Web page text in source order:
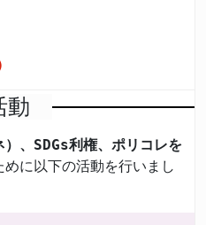
動
、SDGs利権、ポリコレを
めに以下の活動を行いまし